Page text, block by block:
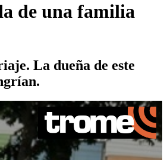
de una familia
La dueña de este